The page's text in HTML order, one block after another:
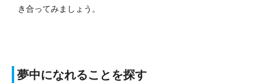
き合ってみましょう。
夢中になれることを探す